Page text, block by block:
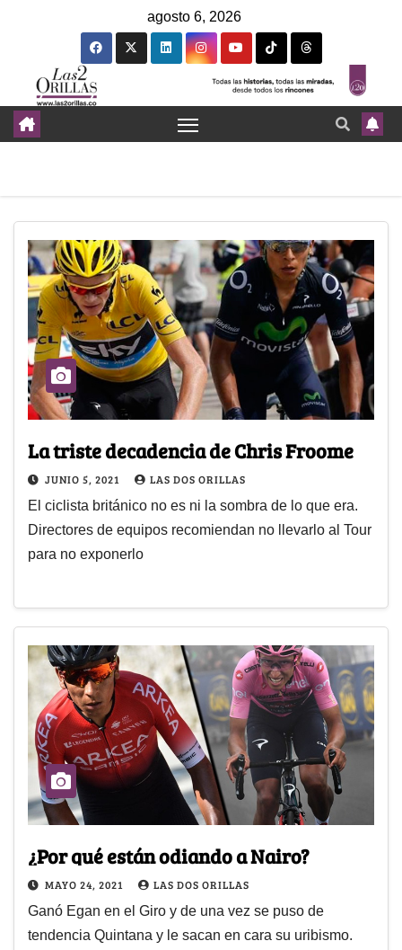
agosto 6, 2026
La triste decadencia de Chris Froome
JUNIO 5, 2021 LAS DOS ORILLAS
El ciclista británico no es ni la sombra de lo que era.
Directores de equipos recomiendan no llevarlo al Tour
para no exponerlo
¿Por qué están odiando a Nairo?
MAYO 24, 2021 LAS DOS ORILLAS
Ganó Egan en el Giro y de una vez se puso de
tendencia Quintana y le sacan en cara su uribismo.